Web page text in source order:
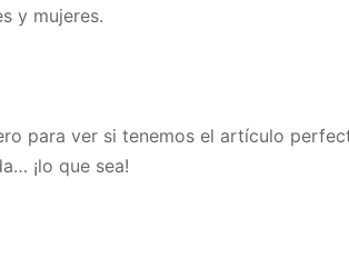
y mujeres.
para ver si tenemos el artículo
¡lo que sea!